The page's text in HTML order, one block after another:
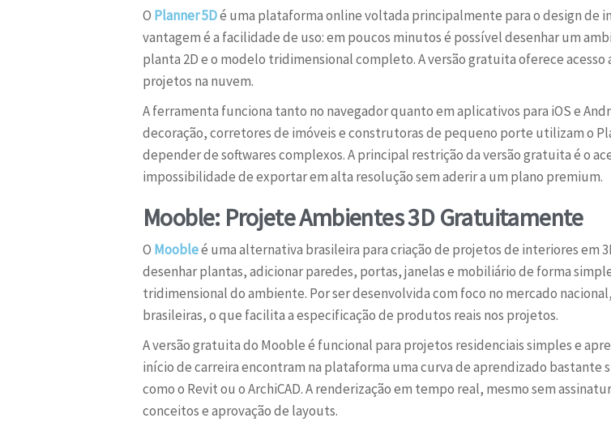
O Planner 5Dé uma plataforma online voltada principalmente para o design de
vantagem é a facilidade de uso: em poucos minutos é possível desenhar um
planta 2D e o modelo tridimensional completo. A versão gratuita oferece
projetos na nuvem.
A ferramenta funciona tanto no navegador quanto em aplicativos para iOS e
decoração, corretores de imóveis e construtoras de pequeno porte utilizam o
depender de softwares complexos. A principal restrição da versão gratuita é o
impossibilidade de exportar em alta resolução sem aderir a um plano premium.
Mooble: Projete Ambientes 3D Gratuitamente
O Moobleé uma alternativa brasileira para criação de projetos de interiores em
desenhar plantas, adicionar paredes, portas, janelas e mobiliário de forma
tridimensional do ambiente. Por ser desenvolvida com foco no mercado
brasileiras, o que facilita a especificação de produtos reais nos projetos.
A versão gratuita do Mooble é funcional para projetos residenciais simples e
início de carreira encontram na plataforma uma curva de aprendizado bastante
como o Revit ou o ArchiCAD. A renderização em tempo real, mesmo sem
conceitos e aprovação de layouts.